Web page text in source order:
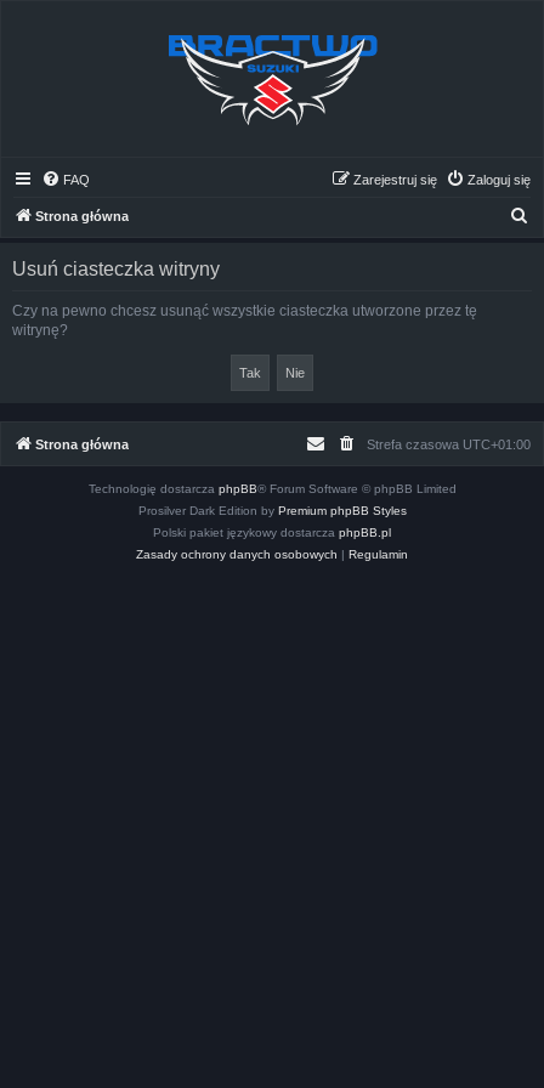
FAQ Zaloguj się
Zarejestruj się
Strona główna
Usuń ciasteczka witryny
Czy na pewno chcesz usunąć wszystkie ciasteczka utworzone przez tę
witrynę?
Strona główna Strefa czasowa UTC+01:00
Technologię dostarcza phpBB® Forum Software © phpBB Limited
Prosilver Dark Edition by Premium phpBB Styles
Polski pakiet językowy dostarcza phpBB.pl
Zasady ochrony danych osobowych | Regulamin